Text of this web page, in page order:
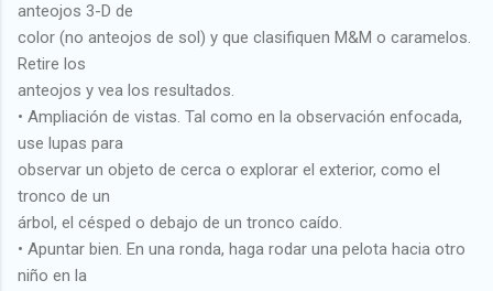
anteojos 3-D de
color (no anteojos de sol) y que clasifiquen M&M o caramelos.
Retire los
anteojos y vea los resultados.
• Ampliación de vistas. Tal como en la observación enfocada,
use lupas para
observar un objeto de cerca o explorar el exterior, como el
tronco de un
árbol, el césped o debajo de un tronco caído.
• Apuntar bien. En una ronda, haga rodar una pelota hacia otro
niño en la